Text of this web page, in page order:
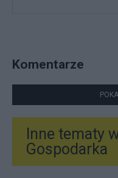
Komentarze
Inne tematy
Gospodarka